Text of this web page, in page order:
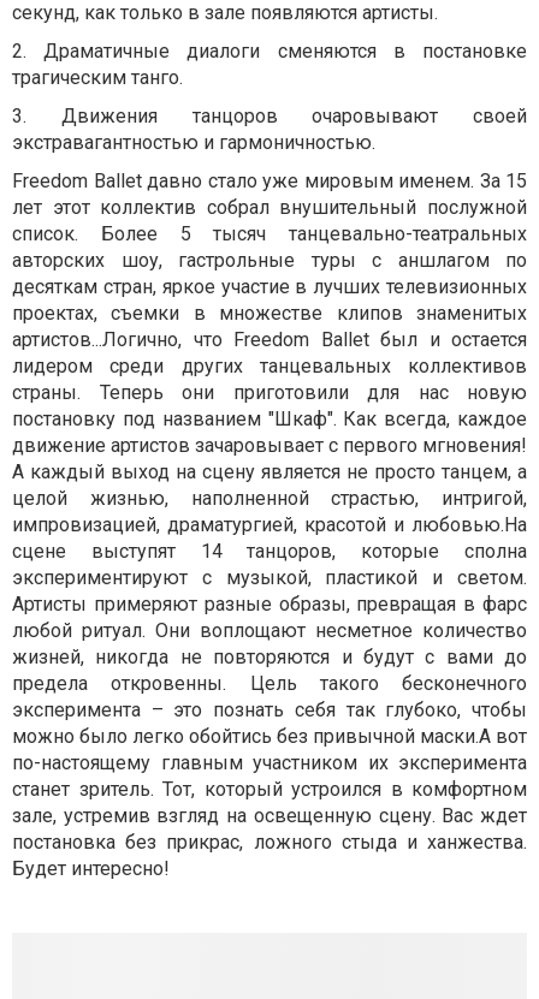
секунд, как только в зале появляются артисты.
2. Драматичные диалоги сменяются в постановке
трагическим танго.
3. Движения танцоров очаровывают своей
экстравагантностью и гармоничностью.
Freedom Ballet давно стало уже мировым именем. За 15
лет этот коллектив собрал внушительный послужной
список. Более 5 тысяч танцевально-театральных
авторских шоу, гастрольные туры с аншлагом по
десяткам стран, яркое участие в лучших телевизионных
проектах, съемки в множестве клипов знаменитых
артистов...Логично, что Freedom Ballet был и остается
лидером среди других танцевальных коллективов
страны. Теперь они приготовили для нас новую
постановку под названием "Шкаф". Как всегда, каждое
движение артистов зачаровывает с первого мгновения!
А каждый выход на сцену является не просто танцем, а
целой жизнью, наполненной страстью, интригой,
импровизацией, драматургией, красотой и любовью.На
сцене выступят 14 танцоров, которые сполна
экспериментируют с музыкой, пластикой и светом.
Артисты примеряют разные образы, превращая в фарс
любой ритуал. Они воплощают несметное количество
жизней, никогда не повторяются и будут с вами до
предела откровенны. Цель такого бесконечного
эксперимента – это познать себя так глубоко, чтобы
можно было легко обойтись без привычной маски.А вот
по-настоящему главным участником их эксперимента
станет зритель. Тот, который устроился в комфортном
зале, устремив взгляд на освещенную сцену. Вас ждет
постановка без прикрас, ложного стыда и ханжества.
Будет интересно!